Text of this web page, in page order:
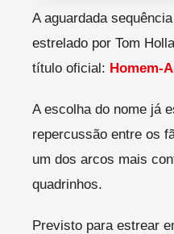
Aaguardada
estrelado por Tom
título oficial: Homem-
A escolha do nome já
repercussão entre os
um dos arcos mais
quadrinhos.
Previsto para estrear